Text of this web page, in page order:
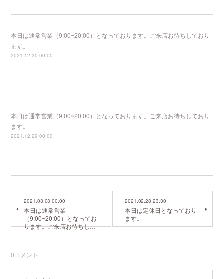
本日は通常営業（9:00~20:00）となっております。ご来店お待ちしており
ます。
2021.12.30 00:00
本日は通常営業（9:00~20:00）となっております。ご来店お待ちしており
ます。
2021.12.29 00:00
2021.03.03 00:00
本日は通常営業
（9:00~20:00）となってお
ります。ご来店お待ちし…
2021.02.28 23:30
本日は定休日となっており
ます。
0コメント